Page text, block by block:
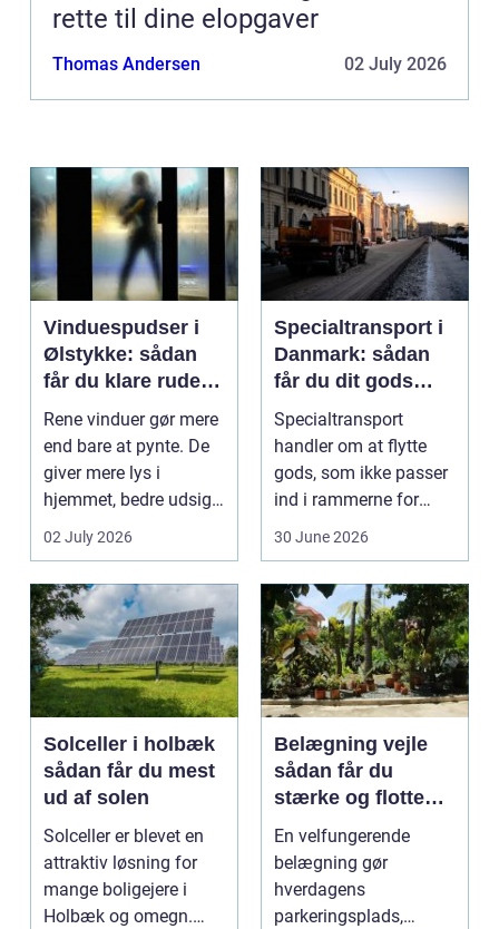
rette til dine elopgaver
Thomas Andersen 02 July 2026
Vinduespudser i
Ølstykke: sådan
får du klare ruder
året rundt
Rene vinduer gør mere
end bare at pynte. De
giver mere lys i
hjemmet, bedre udsigt
og et p&ae...
02 July 2026
Specialtransport i
Danmark: sådan
får du dit gods
sikkert frem
Specialtransport
handler om at flytte
gods, som ikke passer
ind i rammerne for
almindelig
30 June 2026
Solceller i holbæk
sådan får du mest
ud af solen
Solceller er blevet en
attraktiv løsning for
mange boligejere i
Holbæk og omegn.
Belægning vejle
sådan får du
stærke og flotte
udendørs arealer
En velfungerende
belægning gør
hverdagens
parkeringsplads,